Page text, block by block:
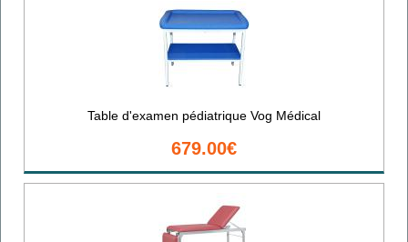
Table d'examen pédiatrique Vog Médical
679.00€